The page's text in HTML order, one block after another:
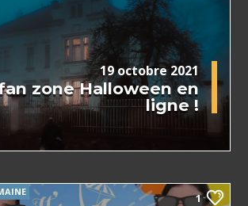
19 octobre 2021
zone Halloween en
ligne !
1